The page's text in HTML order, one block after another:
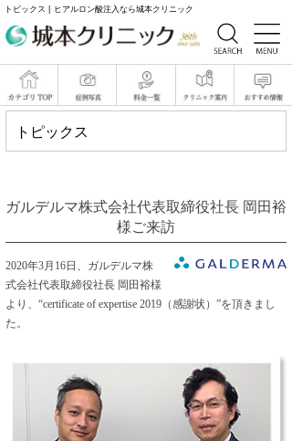
トピックス | ヒアルロン酸注入なら城本クリニック
トピックス
ガルデルマ株式会社代表取締役社長 岡田裕
様ご来訪
2020年3月16日、ガルデルマ株
式会社代表取締役社長 岡田裕様
より、“certificate of expertise 2019（感謝状）”を頂きまし
た。